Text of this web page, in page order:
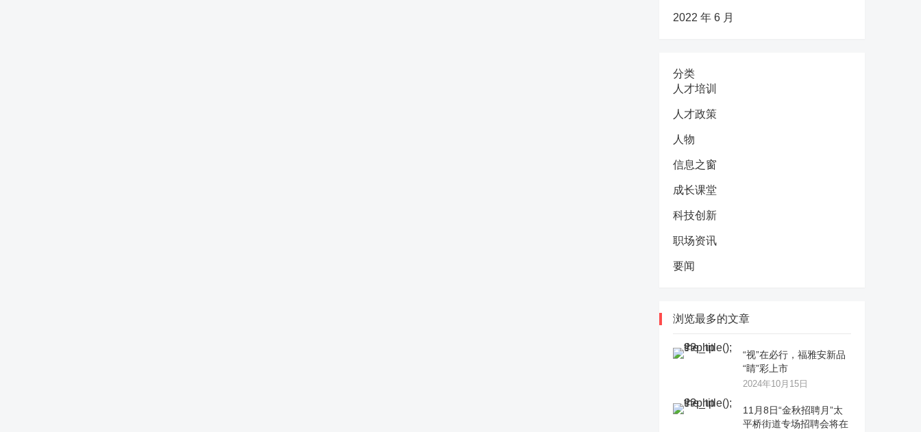
2022 年 6 月
分类
人才培训
人才政策
人物
信息之窗
成长课堂
科技创新
职场资讯
要闻
浏览最多的文章
“视”在必行，福雅安新品
“睛”彩上市
2024年10月15日
11月8日“金秋招聘月”太
平桥街道专场招聘会将在